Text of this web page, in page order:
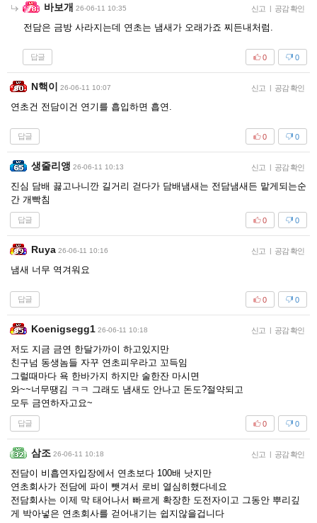
바보개 26-06-11 10:35 신고 | 공감 확인
전담은 금방 사라지는데 연초는 냄새가 오래가죠 찌든내처럼.
답글 0
0
N핵이 26-06-11 10:07 신고 | 공감 확인
연초건 전담이건 연기를 흡입하면 흡연.
답글 0
0
생줄리앵 26-06-11 10:13 신고 | 공감 확인
진심 담배 끓고나니깐 길거리 걷다가 담배냄새는 전담냄새든 맡게되는순
간 개빡침
답글 0
0
Ruya 26-06-11 10:16 신고 | 공감 확인
냄새 너무 역겨워요
답글 0
0
Koenigsegg1 26-06-11 10:18 신고 | 공감 확인
저도 지금 금연 한달가까이 하고있지만
친구넘 동생놈들 자꾸 연초피우라고 꼬득임
그럴때마다 욕 한바가지 하지만 술한잔 마시면
와~~너무땡김 ㅋㅋ 그래도 냄새도 안나고 돈도?절약되고
모두 금연하자고요~
답글 0
0
삼조 26-06-11 10:18 신고 | 공감 확인
전담이 비흡연자입장에서 연초보다 100배 낫지만
연초회사가 전담에 파이 뺏겨서 로비 열심히했다네요
전담회사는 이제 막 태어나서 빠르게 확장한 도전자이고 그동안 뿌리깊
게 박아넣은 연초회사를 걷어내기는 쉽지않을겁니다